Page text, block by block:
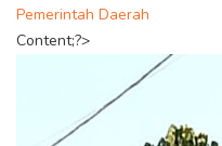
Pemerintah Daerah
Content;?>